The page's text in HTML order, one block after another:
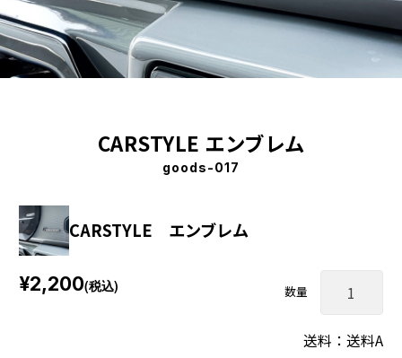
CARSTYLE エンブレム
goods-017
CARSTYLE エンブレム
¥2,200(税込) 数量
送料：送料A